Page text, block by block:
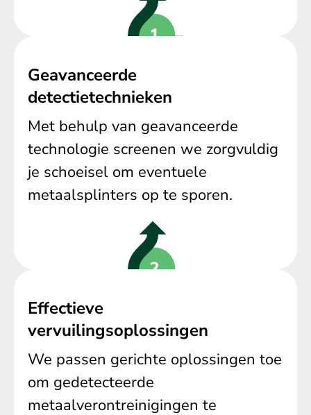
Geavanceerde
detectietechnieken
Met behulp van geavanceerde
technologie screenen we zorgvuldig
je schoeisel om eventuele
metaalsplinters op te sporen.
Effectieve
vervuilingsoplossingen
We passen gerichte oplossingen toe
om gedetecteerde
metaalverontreinigingen te